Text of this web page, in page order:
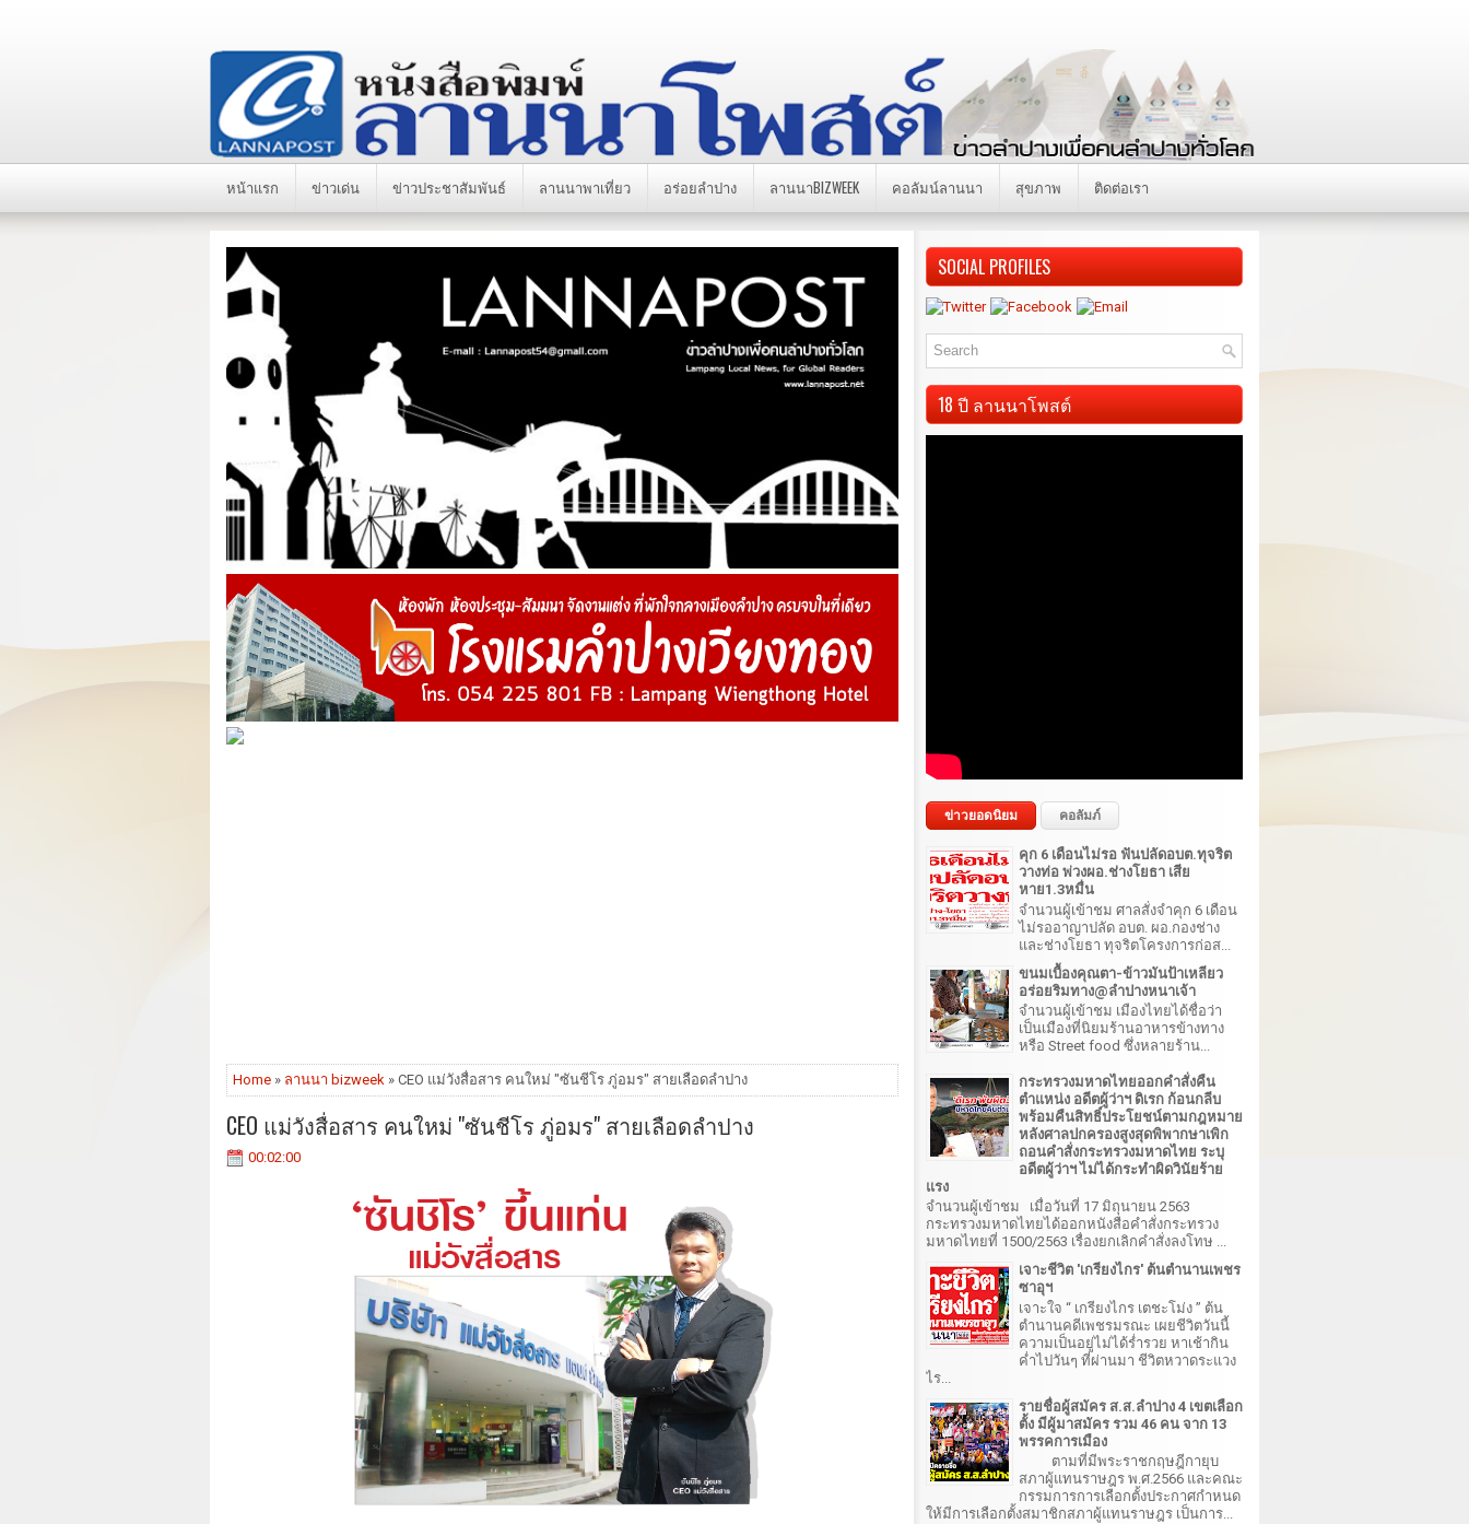
หน้าแรก ข่าวเด่น ข่าวประชาสัมพันธ์ ลานนาพาเที่ยว อร่อยลำปาง ลานนาBIZWEEK คอลัมน์ลานนา สุขภาพ ติดต่อเรา
Home » ลานนา bizweek » CEO แม่วังสื่อสาร คนใหม่ "ซันชีโร ภู่อมร" สายเลือดลำปาง
CEO แม่วังสื่อสาร คนใหม่ "ซันชีโร ภู่อมร" สายเลือดลำปาง
00:02:00
SOCIAL PROFILES
18 ปี ลานนาโพสต์
ข่าวยอดนิยม คอลัมภ์
คุก 6 เดือนไม่รอ ฟันปลัดอบต.ทุจริต
วางท่อ พ่วงผอ.ช่างโยธา เสีย
หาย1.3หมื่น
จำนวนผู้เข้าชม ศาลสั่งจำคุก 6 เดือน
ไม่รออาญาปลัด อบต. ผอ.กองช่าง
และช่างโยธา ทุจริตโครงการก่อส...
ขนมเบื้องคุณตา-ข้าวมันป้าเหลียว
อร่อยริมทาง@ลำปางหนาเจ้า
จำนวนผู้เข้าชม เมืองไทยได้ชื่อว่า
เป็นเมืองที่นิยมร้านอาหารข้างทาง
หรือ Street food ซึ่งหลายร้าน...
กระทรวงมหาดไทยออกคำสั่งคืน
ตำแหน่ง อดีตผู้ว่าฯ ดิเรก ก้อนกลีบ
พร้อมคืนสิทธิ์ประโยชน์ตามกฎหมาย
หลังศาลปกครองสูงสุดพิพากษาเพิก
ถอนคำสั่งกระทรวงมหาดไทย ระบุ
อดีตผู้ว่าฯ ไม่ได้กระทำผิดวินัยร้าย
แรง
จำนวนผู้เข้าชม เมื่อวันที่ 17 มิถุนายน 2563
กระทรวงมหาดไทยได้ออกหนังสือคำสั่งกระทรวง
มหาดไทยที่ 1500/2563 เรื่องยกเลิกคำสั่งลงโทษ ...
เจาะชีวิต 'เกรียงไกร' ต้นตำนานเพชร
ซาอุฯ
เจาะใจ “ เกรียงไกร เตชะโม่ง ” ต้น
ตำนานคดีเพชรมรณะ เผยชีวิตวันนี้
ความเป็นอยู่ไม่ได้ร่ำรวย หาเช้ากิน
ค่ำไปวันๆ ที่ผ่านมา ชีวิตหวาดระแวง
ไร...
รายชื่อผู้สมัคร ส.ส.ลำปาง 4 เขตเลือก
ตั้ง มีผู้มาสมัคร รวม 46 คน จาก 13
พรรคการเมือง
ตามที่มีพระราชกฤษฎีกายุบ
สภาผู้แทนราษฎร พ.ศ.2566 และคณะ
กรรมการการเลือกตั้งประกาศกำหนด
ให้มีการเลือกตั้งสมาชิกสภาผู้แทนราษฎร เป็นการ...